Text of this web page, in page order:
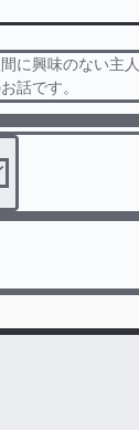
に興味のない主
話です。